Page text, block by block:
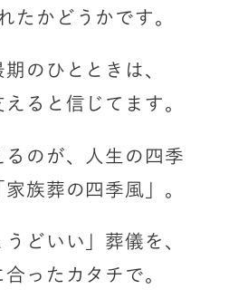
たかどうかです。
のひとときは、
ると信じてます。
のが、
人生の四季
族葬の四季風」。
どいい」葬儀を、
ったカタチで。